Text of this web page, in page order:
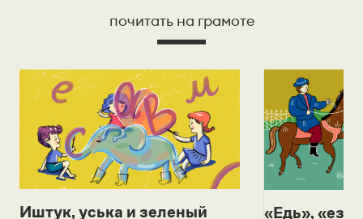
почитать на грамоте
Иштук, уська и зеленый «Едь»,